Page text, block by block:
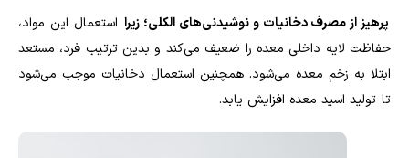
پرهیز از مصرف دخانیات و نوشیدنی‌های الکلی؛ زیرا استعمال این مواد،
حفاظت لایه داخلی معده را ضعیف می‌کند و بدین ترتیب فرد، مستعد
ابتلا به زخم معده می‌شود. همچنین استعمال دخانیات موجب می‌شود
تا تولید اسید معده افزایش یابد.